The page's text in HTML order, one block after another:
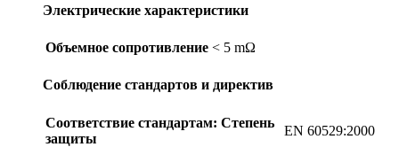
Электрические характеристики
Объемное сопротивление < 5 mΩ
Соблюдение стандартов и директив
Соответствие стандартам: Степень
защиты
EN 60529:2000